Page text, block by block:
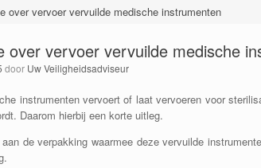
over vervoer vervuilde medische instrumenten
over vervoer vervuilde medische
door Uw Veiligheidsadviseur
instrumenten vervoert of laat vervoeren voor
Daarom hierbij een korte uitleg.
de verpakking waarmee deze vervuilde